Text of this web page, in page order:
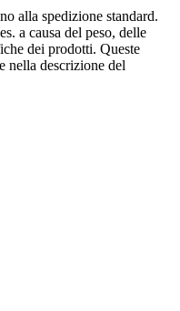
alla spedizione standard.
a causa del peso, delle
dei prodotti. Queste
nella descrizione del